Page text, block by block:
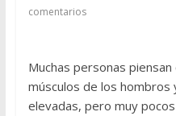
comentarios
Muchas personas
músculos de los hombros
elevadas, pero muy